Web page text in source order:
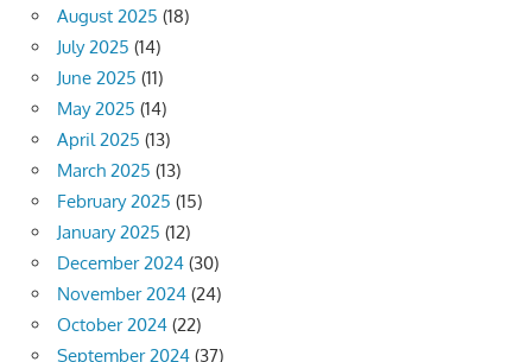
August 2025 (18)
July 2025 (14)
June 2025 (11)
May 2025 (14)
April 2025 (13)
March 2025 (13)
February 2025 (15)
January 2025 (12)
December 2024 (30)
November 2024 (24)
October 2024 (22)
September 2024 (37)